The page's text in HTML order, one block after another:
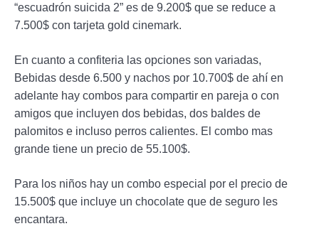
“escuadrón suicida 2” es de 9.200$ que se reduce a
7.500$ con tarjeta gold cinemark.
En cuanto a confiteria las opciones son variadas,
Bebidas desde 6.500 y nachos por 10.700$ de ahí en
adelante hay combos para compartir en pareja o con
amigos que incluyen dos bebidas, dos baldes de
palomitos e incluso perros calientes. El combo mas
grande tiene un precio de 55.100$.
Para los niños hay un combo especial por el precio de
15.500$ que incluye un chocolate que de seguro les
encantara.